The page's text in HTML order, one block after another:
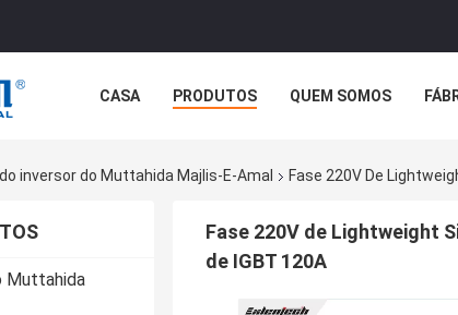
CASA PRODUTOS QUEM SOMOS
inversor do Muttahida Majlis-E-Amal Fase 220V De
Muttahida
Fase 220V de Lightweight
de IGBT 120A